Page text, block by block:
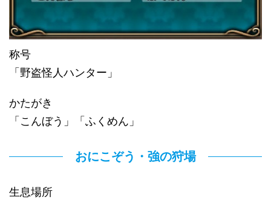
称号
「野盗怪人ハンター」
かたがき
「こんぼう」「ふくめん」
おにこぞう・強の狩場
生息場所